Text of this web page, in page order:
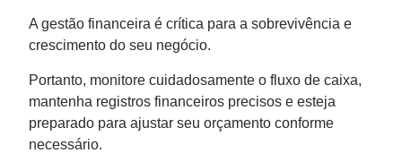
A gestão financeira é crítica para a sobrevivência e
crescimento do seu negócio.
Portanto, monitore cuidadosamente o fluxo de caixa,
mantenha registros financeiros precisos e esteja
preparado para ajustar seu orçamento conforme
necessário.